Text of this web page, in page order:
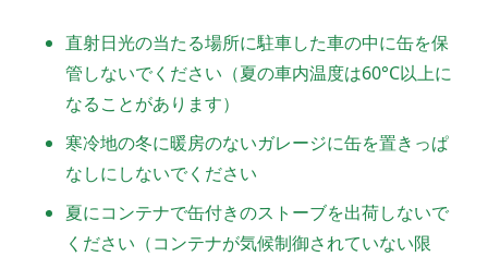
直射日光の当たる場所に駐車した車の中に缶を保
管しないでください（夏の車内温度は60°C以上に
なることがあります）
寒冷地の冬に暖房のないガレージに缶を置きっぱ
なしにしないでください
夏にコンテナで缶付きのストーブを出荷しないで
ください（コンテナが気候制御されていない限